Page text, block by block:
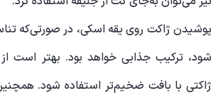
پوشیدن ژاکت روی یقه اسکی، در صورتی‌که
شود، ترکیب جذابی خواهد بود. بهتر است
ژاکتی با بافت ضخیم‌تر استفاده شود.